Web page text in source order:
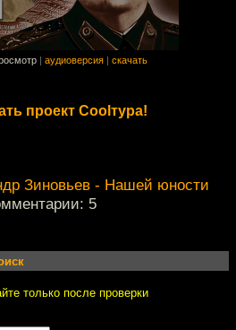
аудиоверсия скачать
проект Coolтура!
Зиновьев - Нашей юности
5
только после проверки